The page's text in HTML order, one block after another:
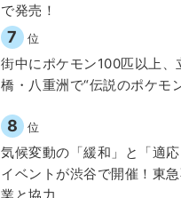
で発売！
7 位
街中にポケモン100匹以上
橋・八重洲で“伝説のポケモ
8 位
気候変動の「緩和」と「適
イベントが渋谷で開催！東
業と協力